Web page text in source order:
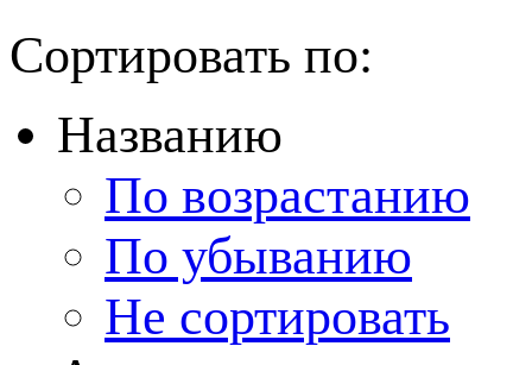
Сортировать по:
Названию
По возрастанию
По убыванию
Не сортировать